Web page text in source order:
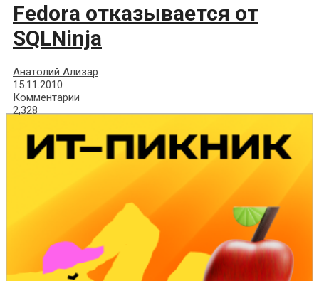
Fedora отказывается от
SQLNinja
Анатолий Ализар
15.11.2010
Комментарии
2,328